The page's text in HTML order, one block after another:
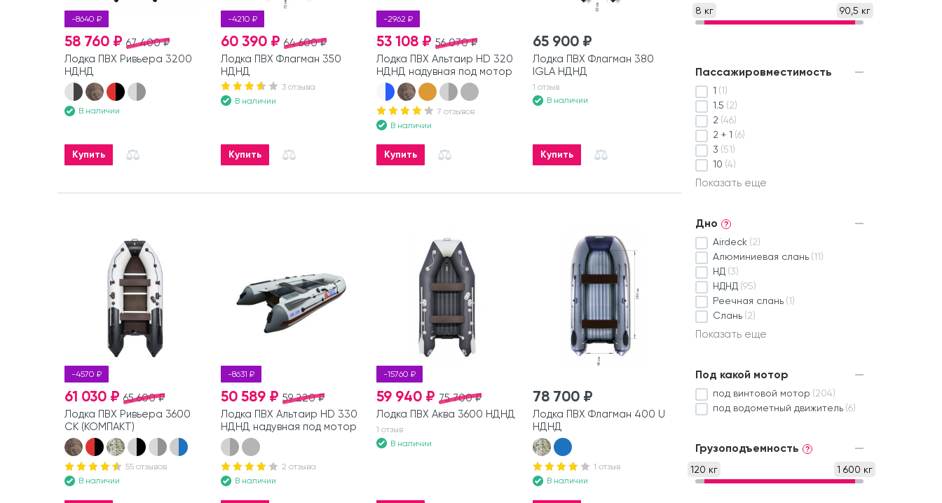
-8640 ₽
67 400 ₽
58 760 ₽
Лодка ПВХ Ривьера 3200
НДНД
В наличии
Купить
-4210 ₽
64 600 ₽
60 390 ₽
Лодка ПВХ Флагман 350
НДНД
3 отзыва
В наличии
Купить
-2962 ₽
56 070 ₽
53 108 ₽
Лодка ПВХ Альтаир HD 320
НДНД надувная под мотор
7 отзывов
В наличии
Купить
65 900 ₽
Лодка ПВХ Флагман 380
IGLA НДНД
1 отзыв
В наличии
Купить
-4570 ₽
65 600 ₽
61 030 ₽
Лодка ПВХ Ривьера 3600
СК (КОМПАКТ)
55 отзывов
В наличии
-8631 ₽
59 220 ₽
50 589 ₽
Лодка ПВХ Альтаир HD 330
НДНД надувная под мотор
2 отзыва
В наличии
-15760 ₽
75 700 ₽
59 940 ₽
Лодка ПВХ Аква 3600 НДНД
1 отзыв
В наличии
78 700 ₽
Лодка ПВХ Флагман 400 U
НДНД
1 отзыв
В наличии
8 кг 90,5 кг
Пассажировместимость
1 (1)
1.5 (2)
2 (46)
2 + 1 (6)
3 (51)
10 (4)
Показать еще
Дно ?
Airdeck (2)
Алюминиевая слань (11)
НД (3)
НДНД (95)
Реечная слань (1)
Слань (2)
Показать еще
Под какой мотор
под винтовой мотор (204)
под водометный движитель (6)
Грузоподъемность ?
120 кг 1 600 кг